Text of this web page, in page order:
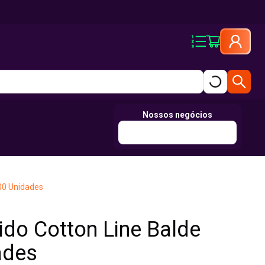
Nossos negócios
Unidades
Cotton Line Balde